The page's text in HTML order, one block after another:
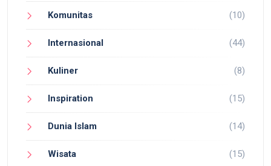
Komunitas (10)
Internasional (44)
Kuliner (8)
Inspiration (15)
Dunia Islam (14)
Wisata (15)